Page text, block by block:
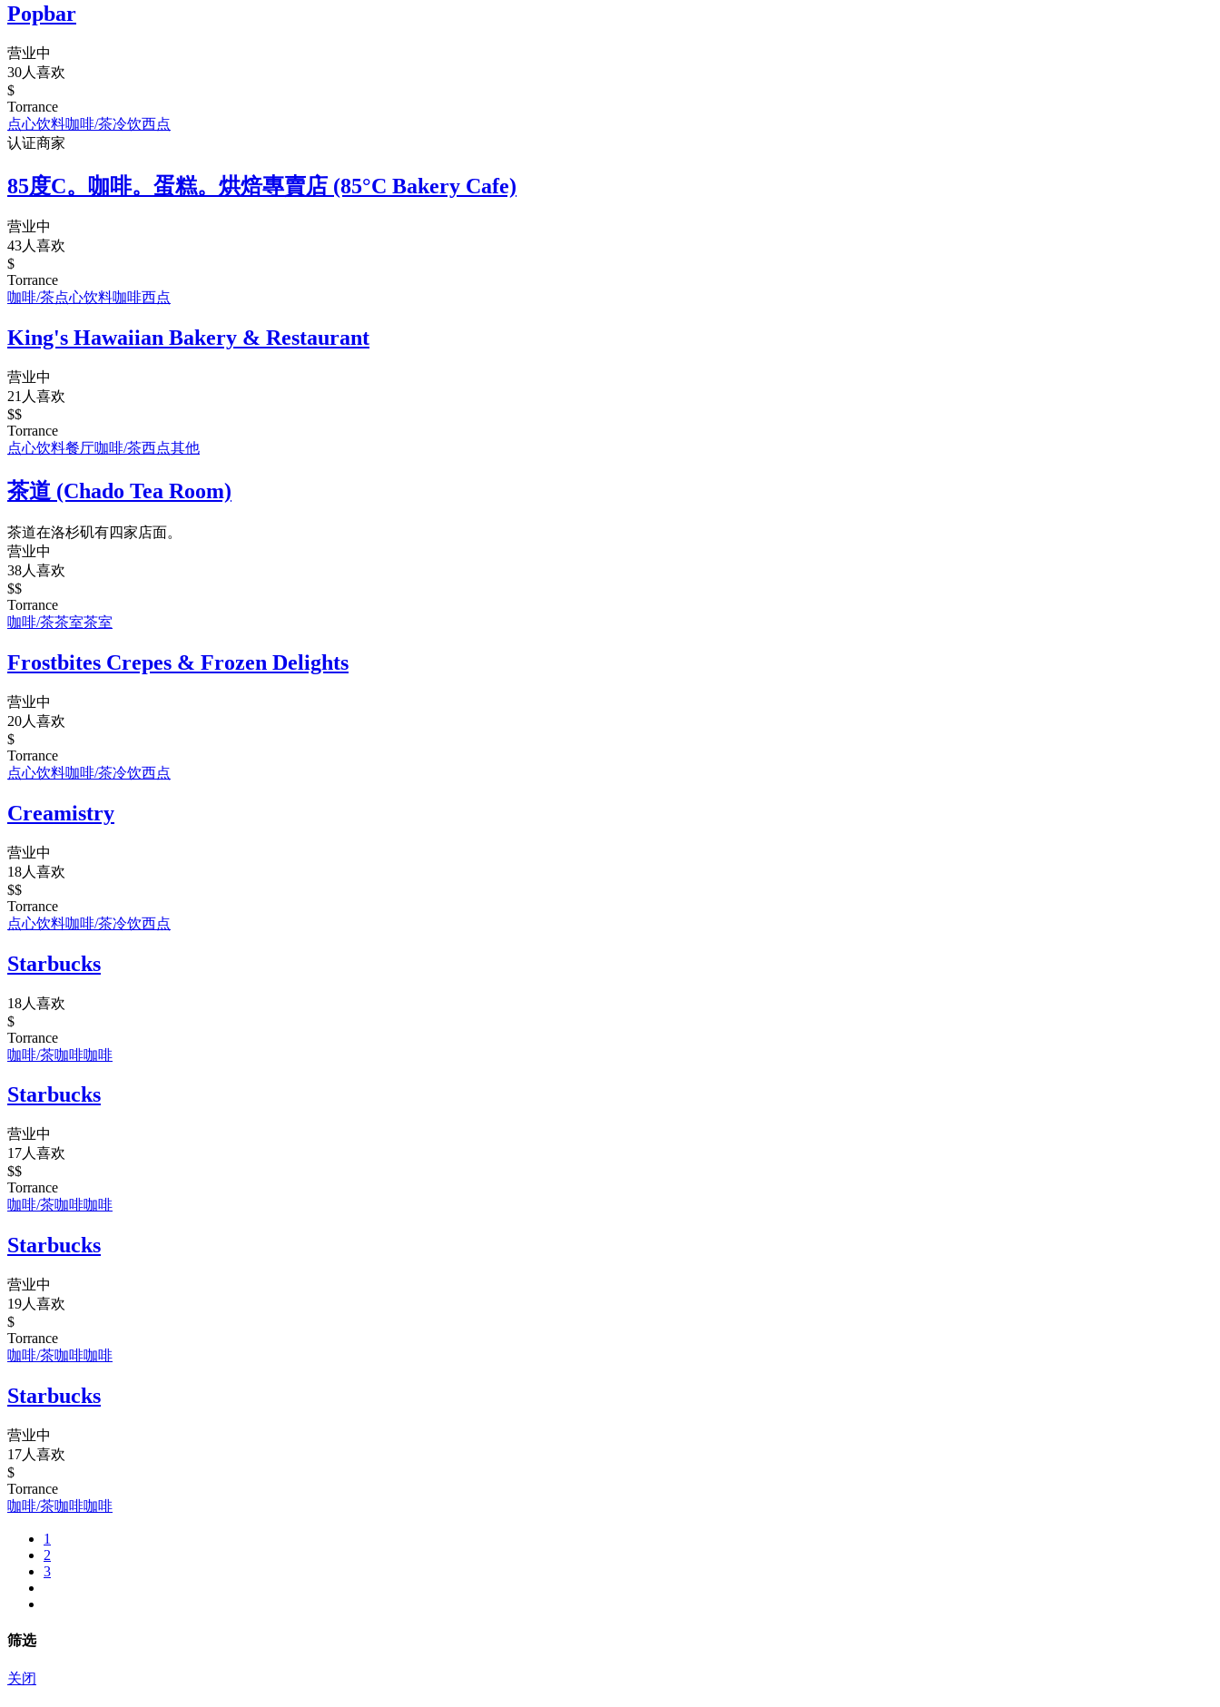
Popbar
营业中
30人喜欢
$
Torrance
点心饮料咖啡/茶冷饮西点
认证商家
85度C。咖啡。蛋糕。烘焙專賣店 (85°C Bakery Cafe)
营业中
43人喜欢
$
Torrance
咖啡/茶点心饮料咖啡西点
King's Hawaiian Bakery & Restaurant
营业中
21人喜欢
$$
Torrance
点心饮料餐厅咖啡/茶西点其他
茶道 (Chado Tea Room)
茶道在洛杉矶有四家店面。
营业中
38人喜欢
$$
Torrance
咖啡/茶茶室茶室
Frostbites Crepes & Frozen Delights
营业中
20人喜欢
$
Torrance
点心饮料咖啡/茶冷饮西点
Creamistry
营业中
18人喜欢
$$
Torrance
点心饮料咖啡/茶冷饮西点
Starbucks
18人喜欢
$
Torrance
咖啡/茶咖啡咖啡
Starbucks
营业中
17人喜欢
$$
Torrance
咖啡/茶咖啡咖啡
Starbucks
营业中
19人喜欢
$
Torrance
咖啡/茶咖啡咖啡
Starbucks
营业中
17人喜欢
$
Torrance
咖啡/茶咖啡咖啡
1
2
3
筛选
关闭